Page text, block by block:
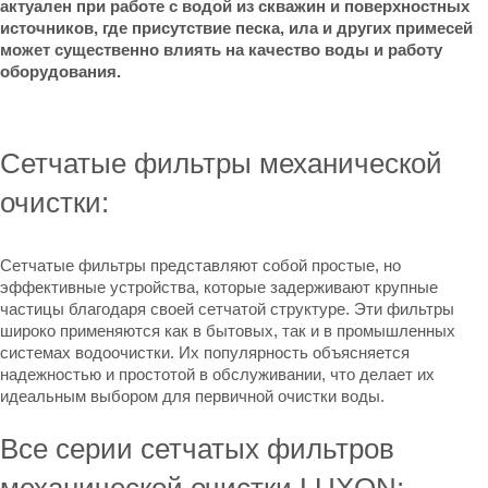
актуален при работе с водой из скважин и поверхностных
источников, где присутствие песка, ила и других примесей
может существенно влиять на качество воды и работу
оборудования.
Сетчатые фильтры механической
очистки:
Сетчатые фильтры представляют собой простые, но
эффективные устройства, которые задерживают крупные
частицы благодаря своей сетчатой структуре. Эти фильтры
широко применяются как в бытовых, так и в промышленных
системах водоочистки. Их популярность объясняется
надежностью и простотой в обслуживании, что делает их
идеальным выбором для первичной очистки воды.
Все серии сетчатых фильтров